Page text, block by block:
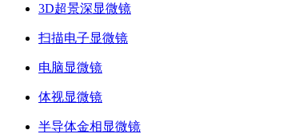
3D超景深显微镜
扫描电子显微镜
电脑显微镜
体视显微镜
半导体金相显微镜